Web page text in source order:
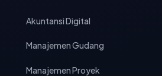
Akuntansi Digital
Manajemen Gudang
Manajemen Proyek